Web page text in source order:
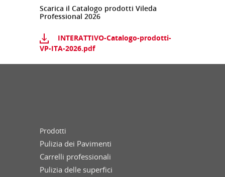
Scarica il Catalogo prodotti Vileda
Professional 2026
INTERATTIVO-Catalogo-prodotti-
VP-ITA-2026.pdf
Prodotti
Pulizia dei Pavimenti
Carrelli professionali
Pulizia delle superfici